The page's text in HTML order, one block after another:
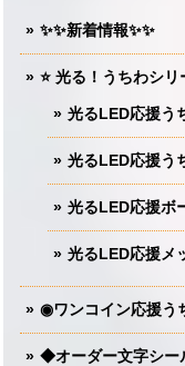
✨✨新着情報✨✨
⭐️ 光る！うちわシリ
光るLED応援う
光るLED応援う
光るLED応援ボ
光るLED応援メ
◉ワンコイン応援う
◆オーダー文字シ